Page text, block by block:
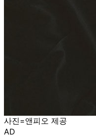
사진=앤피오 제공
AD